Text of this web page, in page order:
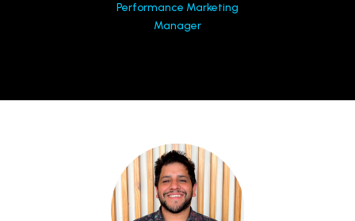
Performance Marketing
Manager